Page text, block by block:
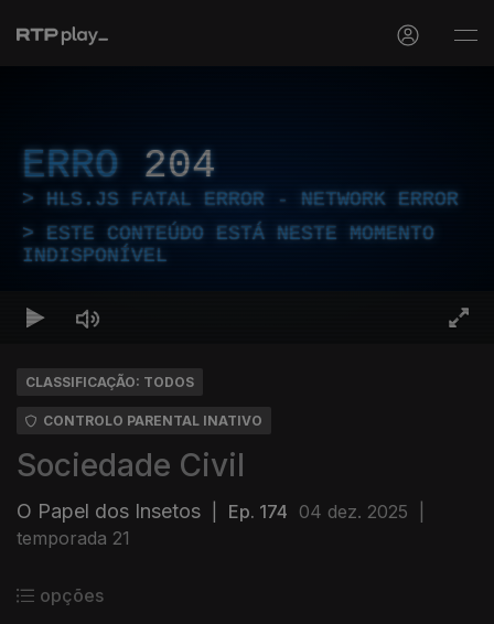
ERRO 204
HLS.JS FATAL ERROR - NETWORK ERROR
ESTE CONTEÚDO ESTÁ NESTE MOMENTO
INDISPONÍVEL
CLASSIFICAÇÃO: TODOS
CONTROLO PARENTAL INATIVO
Sociedade Civil
O Papel dos Insetos Ep. 174 04 dez. 2025
temporada 21
opções